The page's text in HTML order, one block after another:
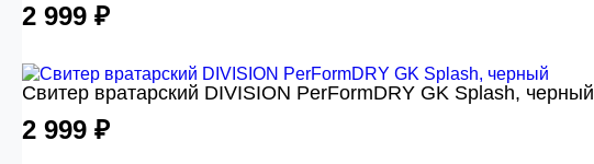
2 999 ₽
Свитер вратарский DIVISION PerFormDRY GK Splash, черный
2 999 ₽